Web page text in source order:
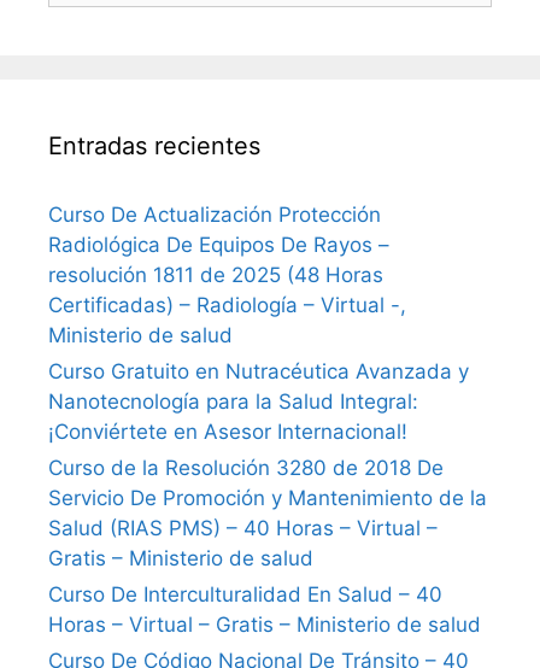
Entradas recientes
Curso De Actualización Protección
Radiológica De Equipos De Rayos –
resolución 1811 de 2025 (48 Horas
Certificadas) – Radiología – Virtual -,
Ministerio de salud
Curso Gratuito en Nutracéutica Avanzada y
Nanotecnología para la Salud Integral:
¡Conviértete en Asesor Internacional!
Curso de la Resolución 3280 de 2018 De
Servicio De Promoción y Mantenimiento de la
Salud (RIAS PMS) – 40 Horas – Virtual –
Gratis – Ministerio de salud
Curso De Interculturalidad En Salud – 40
Horas – Virtual – Gratis – Ministerio de salud
Curso De Código Nacional De Tránsito – 40